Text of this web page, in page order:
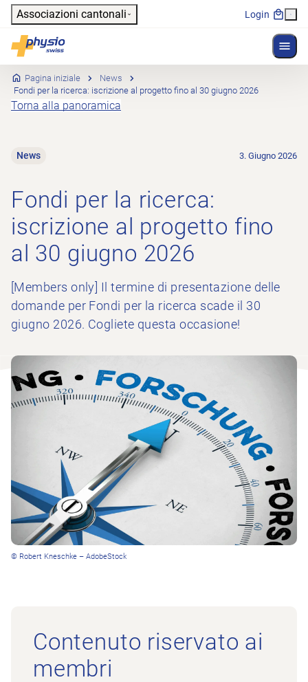
Header
Associazioni cantonali Login
Physioswiss
Navigazione principale
Pagina iniziale
News
Fondi per la ricerca: iscrizione al progetto fino al 30 giugno 2026
Torna alla panoramica
News 3. Giugno 2026
Fondi per la ricerca:
iscrizione al progetto fino
al 30 giugno 2026
[Members only] Il termine di presentazione delle
domande per Fondi per la ricerca scade il 30
giugno 2026. Cogliete questa occasione!
© Robert Kneschke – AdobeStock
Contenuto riservato ai
membri